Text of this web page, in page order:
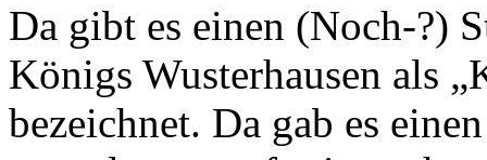
Da gibt es einen (Noch-?)
Königs Wusterhausen als
bezeichnet. Da gab es